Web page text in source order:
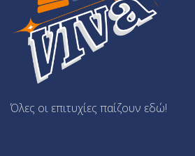
Όλες οι επιτυχίες παίζουν εδώ!